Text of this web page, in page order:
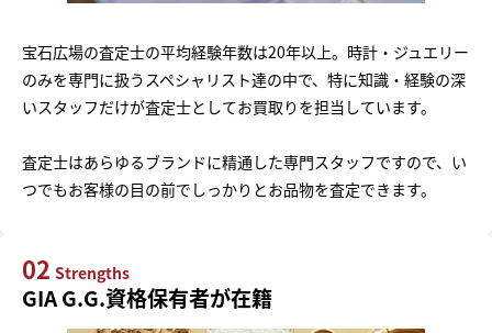
宝石広場の査定士の平均経験年数は20年以上。時計・ジュエリー
のみを専門に扱うスペシャリスト達の中で、特に知識・経験の深
いスタッフだけが査定士としてお買取りを担当しています。
査定士はあらゆるブランドに精通した専門スタッフですので、い
つでもお客様の目の前でしっかりとお品物を査定できます。
02 Strengths
GIA G.G.資格保有者が在籍